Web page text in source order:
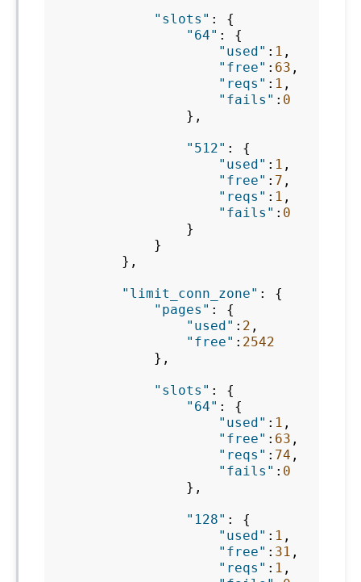
"slots" :
{
"64" :
{
"used" : 1 ,
"free" : 63 ,
"reqs" : 1 ,
"fails" : 0
},
"512" :
{
"used" : 1 ,
"free" : 7 ,
"reqs" : 1 ,
"fails" : 0
}
}
},
"limit_conn_zone" :
{
"pages" :
{
"used" : 2 ,
"free" : 2542
},
"slots" :
{
"64" :
{
"used" : 1 ,
"free" : 63 ,
"reqs" : 74 ,
"fails" : 0
},
"128" :
{
"used" : 1 ,
"free" : 31 ,
"reqs" : 1 ,